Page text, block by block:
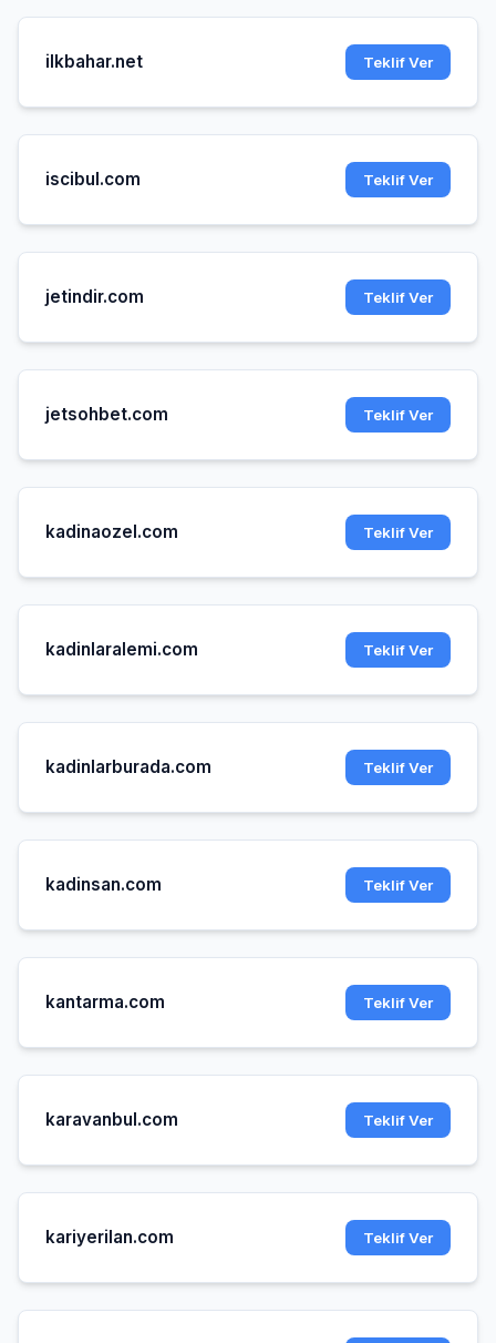
ilkbahar.net Teklif Ver
iscibul.com Teklif Ver
jetindir.com Teklif Ver
jetsohbet.com Teklif Ver
kadinaozel.com Teklif Ver
kadinlaralemi.com Teklif Ver
kadinlarburada.com Teklif Ver
kadinsan.com Teklif Ver
kantarma.com Teklif Ver
karavanbul.com Teklif Ver
kariyerilan.com Teklif Ver